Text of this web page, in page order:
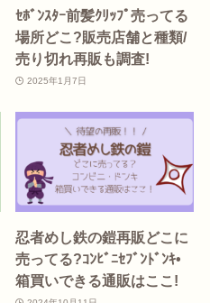
ｾﾎﾞﾝｽﾀｰ前髪ｸﾘｯﾌﾟ売ってる
場所どこ?販売店舗と種類/
売り切れ再販も調査!
2025年1月7日
忍者めし鉄の鎧再販どこに
売ってる?ｺﾝﾋﾞﾆｾﾌﾞﾝﾄﾞﾝｷ•
箱買いできる通販はここ!